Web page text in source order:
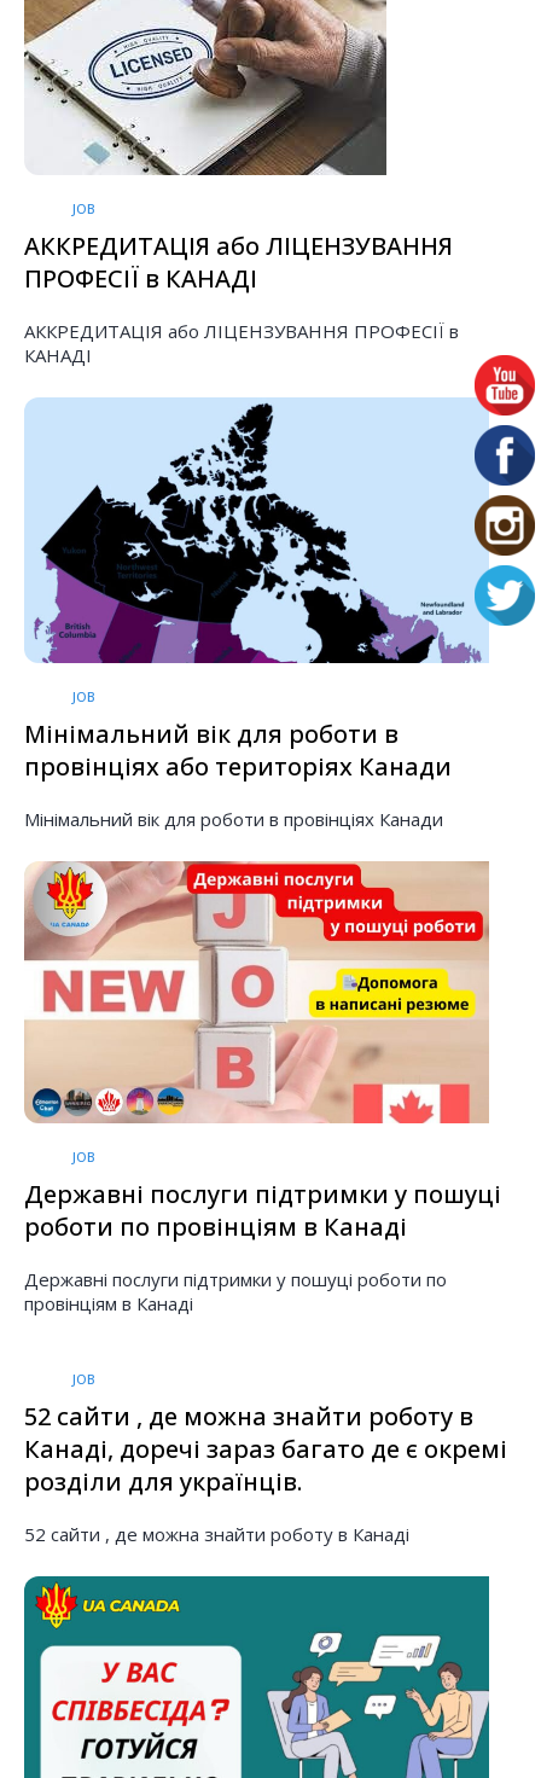
JOB
АККРЕДИТАЦІЯ або ЛІЦЕНЗУВАННЯ
ПРОФЕСІЇ в КАНАДІ
АККРЕДИТАЦІЯ або ЛІЦЕНЗУВАННЯ ПРОФЕСІЇ в
КАНАДІ
JOB
Мінімальний вік для роботи в
провінціях або територіях Канади
Мінімальний вік для роботи в провінціях Канади
JOB
Державні послуги підтримки у пошуці
роботи по провінціям в Канаді
Державні послуги підтримки у пошуці роботи по
провінціям в Канаді
JOB
52 сайти , де можна знайти роботу в
Канаді, доречі зараз багато де є окремі
розділи для українців.
52 сайти , де можна знайти роботу в Канаді